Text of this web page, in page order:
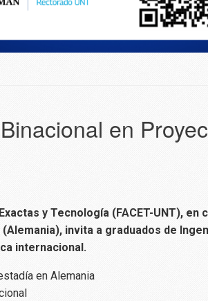
en
y Tecnología (FACET-UNT), en
invita a graduados de
internacional.
en Alemania